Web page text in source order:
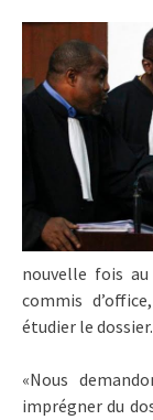
nouvelle fois
commis
étudier le dossier.
«Nous
imprégner du